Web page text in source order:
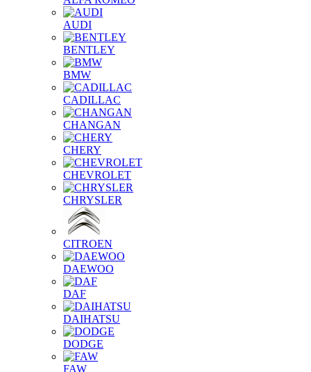
AUDI
BENTLEY
BMW
CADILLAC
CHANGAN
CHERY
CHEVROLET
CHRYSLER
CITROEN
DAEWOO
DAF
DAIHATSU
DODGE
FAW